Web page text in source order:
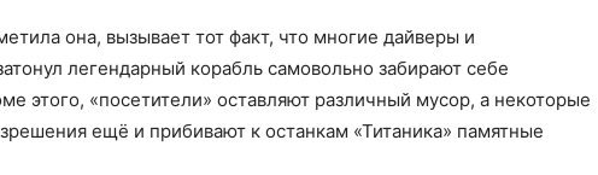
она, вызывает тот факт, что многие дайверы и
легендарный корабль самовольно забирают себе
этого, «посетители» оставляют различный мусор, а некоторые
ещё и прибивают к останкам «Титаника» памятные